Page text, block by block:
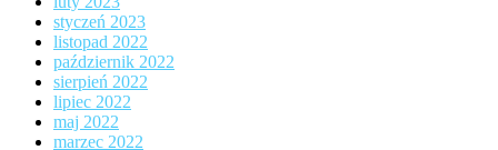
styczeń 2023
listopad 2022
październik 2022
sierpień 2022
lipiec 2022
maj 2022
marzec 2022